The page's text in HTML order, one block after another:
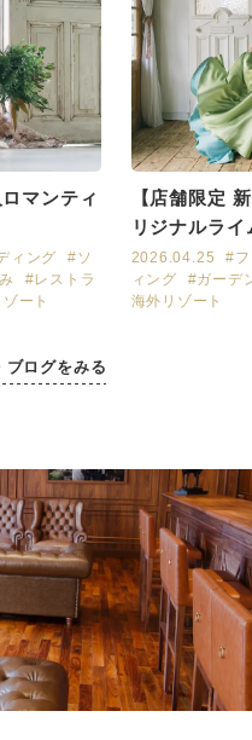
ブログをみる
マンティ
ィング
#ソ
#レストラ
ート
【店舗限定
リジナルラ
2026.04.25
#
ィング
#ガーデ
海外リゾート